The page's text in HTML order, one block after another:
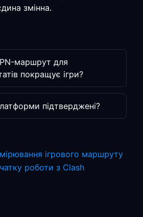
змінна.
маршрут для
покращує ігри?
підтверджені?
ігрового маршруту
роботи з Clash